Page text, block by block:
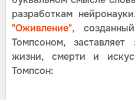
разработкам
"Оживление",
Томпсоном,
жизни, смерти и
Томпсон: